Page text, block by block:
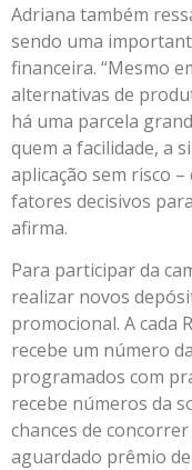
Adriana também
sendo uma
financeira. “Mesmo
alternativas de
há uma parcela
quem a facilidade, a
aplicação sem risco
fatores decisivos
afirma.
Para participar da
realizar novos
promocional. A cada
recebe um número
programados com
recebe números da
chances de
aguardado prêmio